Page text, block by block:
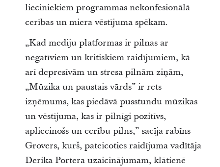
lieciniekiem programmas nekonfesionālā
cerības un miera vēstījuma spēkam.
„Kad mediju platformas ir pilnas ar
negatīviem un kritiskiem raidījumiem, kā
arī depresīvām un stresa pilnām ziņām,
„Mūzika un paustais vārds” ir rets
izņēmums, kas piedāvā pusstundu mūzikas
un vēstījuma, kas ir pilnīgi pozitīvs,
apliecinošs un cerību pilns,” sacīja rabīns
Grovers, kurš, pateicoties raidījuma vadītāja
Derika Portera uzaicinājumam, klātienē